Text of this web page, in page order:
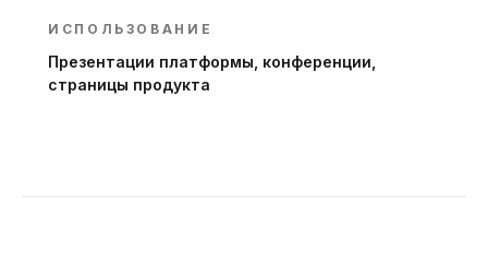
ИСПОЛЬЗОВАНИЕ
Презентации платформы, конференции,
страницы продукта